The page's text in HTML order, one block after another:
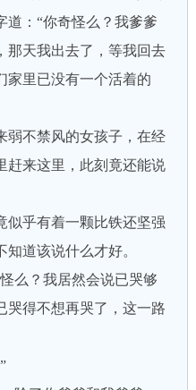
道：“你奇怪么？我爹爹
那天我出去了，等我回去
家里已没有一个活着的
不禁风的女孩子，在经
赶来这里，此刻竟还能说
乎有着一颗比铁还坚强
道该说什么才好。
？我居然会说已哭够
哭得不想再哭了，这一路